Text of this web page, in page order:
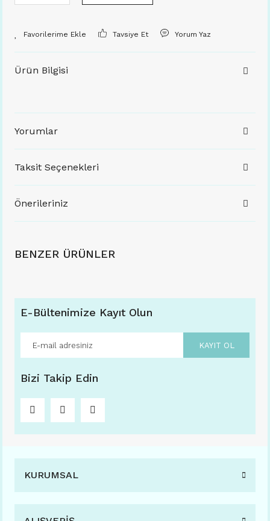
Tavsiye Et Yorum Yaz
Ürün Bilgisi
Yorumlar
Taksit Seçenekleri
Önerileriniz
BENZER ÜRÜNLER
E-Bültenimize Kayıt Olun
KAYIT OL
Bizi Takip Edin
KURUMSAL